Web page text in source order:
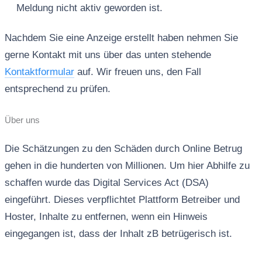
Meldung nicht aktiv geworden ist.
Nachdem Sie eine Anzeige erstellt haben nehmen Sie
gerne Kontakt mit uns über das unten stehende
Kontaktformularauf. Wir freuen uns, den Fall
entsprechend zu prüfen.
Über uns
Die Schätzungen zu den Schäden durch Online Betrug
gehen in die hunderten von Millionen. Um hier Abhilfe zu
schaffen wurde das Digital Services Act (DSA)
eingeführt. Dieses verpflichtet Plattform Betreiber und
Hoster, Inhalte zu entfernen, wenn ein Hinweis
eingegangen ist, dass der Inhalt zB betrügerisch ist.